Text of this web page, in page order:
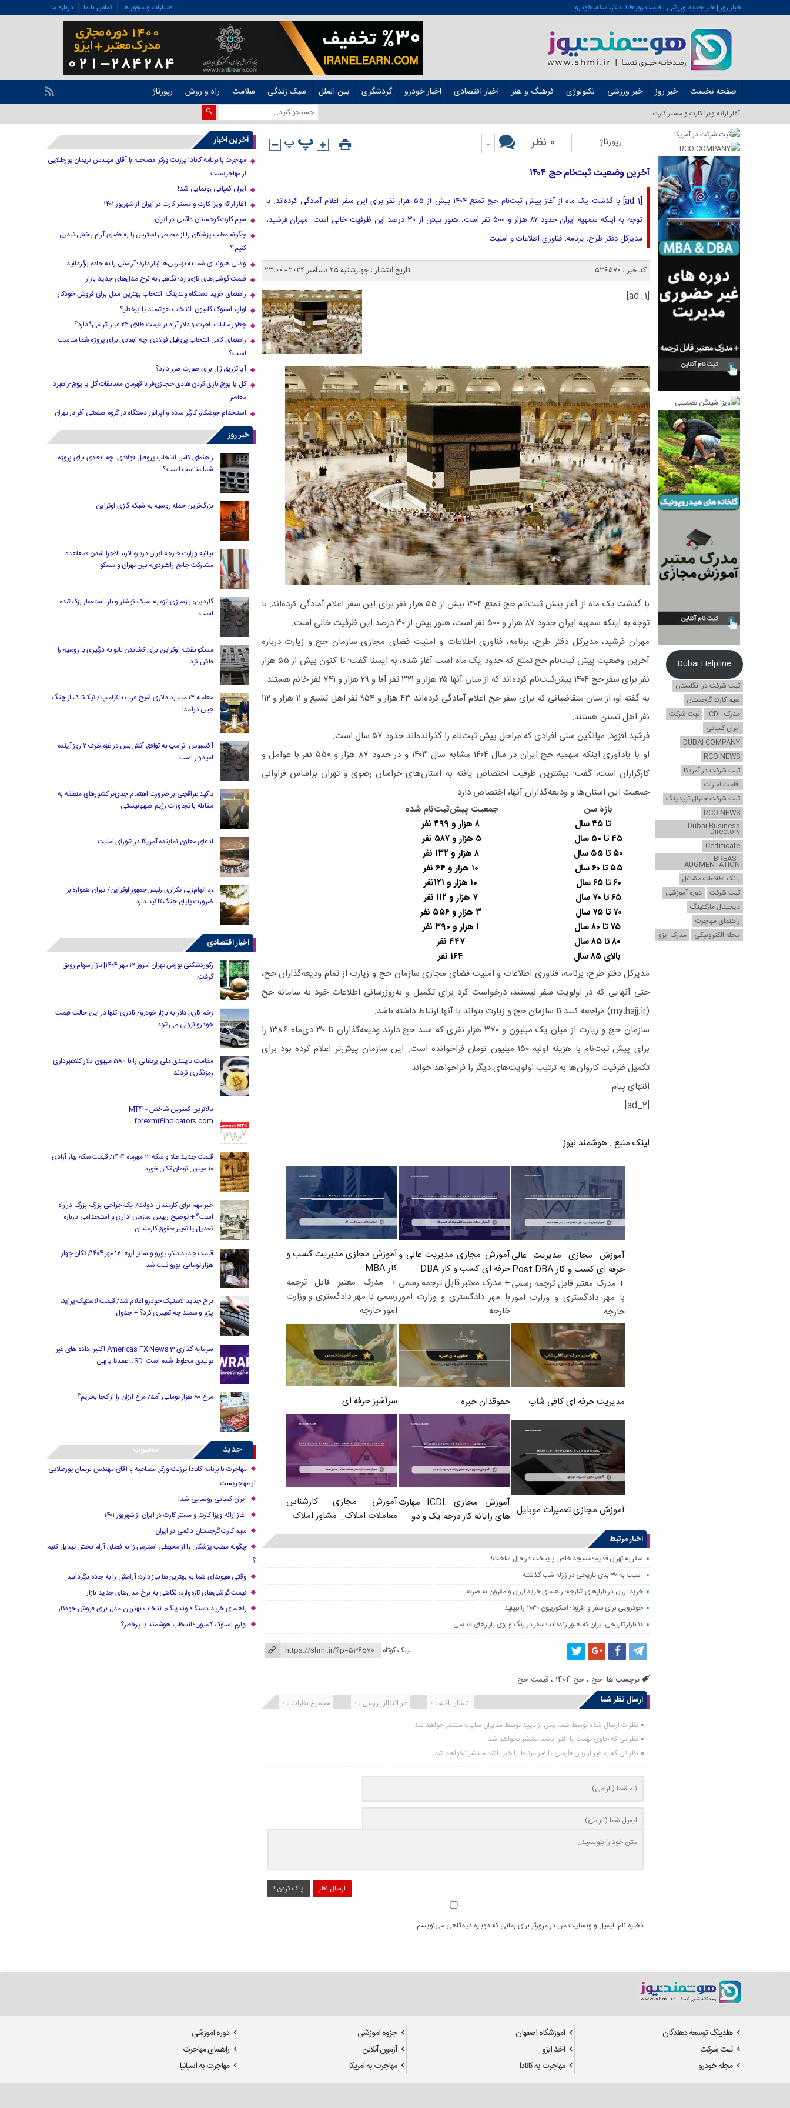
اخبار روز | خبر جدید ورزشی | قیمت روز طلا، دلار، سکه، خودرو اعتبارات و مجوز ها تماس با ما درباره ما
صفحه نخست خبر روز خبر ورزشی تکنولوژی فرهنگ و هنر اخبار اقتصادی اخبار خودرو گردشگری بین الملل سبک زندگی سلامت راه و روش رپورتاژ
آغاز ارائه ویزا کارت و مستر کارت در ایران از شهر_
رپورتاژ 0 نظر -
آخرین وضعیت ثبت‌نام حج ۱۴۰۴
[ad_1] با گذشت یک ماه از آغاز پیش ثبت‌نام حج تمتع ۱۴۰۴ بیش از ۵۵ هزار نفر برای این سفر اعلام آمادگی کرده‌اند. با
توجه به اینکه سمهیه ایران حدود ۸۷ هزار و ۵۰۰ نفر است، هنوز بیش از ۳۰ درصد این ظرفیت خالی است. مهران فرشید،
مدیرکل دفتر طرح، برنامه، فناوری اطلاعات و امنیت
کد خبر : 536570 تاریخ انتشار : چهارشنبه 25 دسامبر 2024 - 23:00
[ad_1]
با گذشت یک ماه از آغاز پیش ثبت‌نام حج تمتع ۱۴۰۴ بیش از ۵۵ هزار نفر برای این سفر اعلام آمادگی کرده‌اند. با
توجه به اینکه سمهیه ایران حدود ۸۷ هزار و ۵۰۰ نفر است، هنوز بیش از ۳۰ درصد این ظرفیت خالی است.
مهران فرشید، مدیرکل دفتر طرح، برنامه، فناوری اطلاعات و امنیت فضای مجازی سازمان حج و زیارت درباره
آخرین وضعیت پیش ثبت‌نام حج تمتع که حدود یک ماه است آغاز شده، به ایسنا گفت: تا کنون بیش از ۵۵ هزار
نفر برای سفر حج ۱۴۰۴ پیش‌ثبت‌نام کرده‌اند که از میان آنها ۲۵ هزار و ۳۲۱ تفر آقا و ۲۹ هزار و ۷۴۱ نفر خانم هستند.
به گفته او، از میان متقاضیانی که برای سفر حج اعلام آمادگی کرده‌اند ۴۳ هزار و ۹۵۴ نفر اهل تشیع و ۱۱ هزار و ۱۱۲
نفر اهل تسنن هستند.
فرشید افزود: میانگین سنی افرادی که مراحل پیش ثبت‌نام را گذرانده‌اند حدود ۵۷ سال است.
او با یادآوری اینکه سهمیه حج ایران در سال ۱۴۰۴ مشابه سال ۱۴۰۳ و در حدود ۸۷ هزار و ۵۵۰ نفر با عوامل و
کارگزاران است، گفت:‌ بیشترین ظرفیت اختصاص یافته به استان‌های خراسان رضوی و تهران براساس فراوانی
جمعیت این استان‌ها و ودیعه‌گذاران آنها، اختصاص دارد.
بازۀ سن
جمعیت پیش‌ثبت‌نام شده
تا ۴۵ سال
۴۵ تا ۵۰ سال
۵ هزار و ۵۸۷ نفر
۵۰ تا ۵۵ سال
۸ هزار و ۱۳۲ نفر
۵۵ تا ۶۰ سال
۶۰ تا ۶۵ سال
۶۵ تا ۷۰ سال
۷ هزار و ۱۱۲ نفر
۷۰ تا ۷۵ سال
۳ هزار و ۵۵۶ نفر
۷۵ تا ۸۰ سال
۴۴۷ نفر
بالای ۸۵ سال
مدیرکل دفتر طرح، برنامه، فناوری اطلاعات و امنیت فضای مجازی سازمان حج و زیارت از تمام ودیعه‌گذاران حج،
حتی آنهایی که در اولویت سفر نیستند، درخواست کرد برای تکمیل و به‌روزرسانی اطلاعات خود به سامانه حج
(my.hajj.ir) مراجعه‌ کنند تا سازمان حج و زیارت بتواند با آنها ارتباط داشته باشد.
سازمان حج و زیارت از میان یک میلیون و ۳۷۰ هزار نفری که سند حج دارند ودیعه‌گذاران تا ۳۰ دی‌ماه ۱۳۸۶ را
برای پیش ثبت‌نام با هزینه اولیه ۱۵۰ میلیون تومان فراخوانده است. این سازمان پیش‌تر اعلام کرده بود برای
تکمیل ظرفیت کاروان‌ها به ترتیب اولویت‌های دیگر را فراخواهد خواند.
انتهای پیام
[ad_2]
لینک منبع : هوشمند نیوز
آموزش مجازی مدیریت عالی
حرفه ای کسب و کار Post DBA
+ مدرک معتبر قابل ترجمه رسمی
با مهر دادگستری و وزارت امور
خارجه
آموزش مجازی مدیریت عالی و
حرفه ای کسب و کار DBA
+ مدرک معتبر قابل ترجمه رسمی
با مهر دادگستری و وزارت امور
خارجه
آموزش مجازی مدیریت کسب و
کار MBA
+ مدرک معتبر قابل ترجمه
رسمی با مهر دادگستری و وزارت
امور خارجه
مدیریت حرفه ای کافی شاپ حقوقدان خبره سرآشپز حرفه ای
آموزش مجازی تعمیرات موبایل
آموزش مجازی ICDL مهارت
های رایانه کار درجه یک و دو
آموزش مجازی کارشناس
معاملات املاک_ مشاور املاک
اخبار مرتبط
سفر به تهران قدیم؛ مسجد خاص پایتخت در حال ساخت!
آسیب به ۳۰ بنای تاریخی در زلزله شب گذشته
خرید ارزان در بازارهای شارجه؛ راهنمای خرید ارزان و مقرون به صرفه
خودرویی برای سفر و آفرود؛ اسکورپیون ۲۰۳۰ را ببینید
۱۰ بازار تاریخی ایران که هنوز زنده‌اند؛ سفر در رنگ و بوی بازارهای قدیمی
لینک کوتاه
برچسب ها :حج ،حج 1404 ،قیمت حج
ارسال نظر شما
مجموع نظرات : 0 در انتظار بررسی : 0 انتشار یافته : 0
نظرات ارسال شده توسط شما، پس از تایید توسط مدیران سایت منتشر خواهد شد.
نظراتی که حاوی تهمت یا افترا باشد منتشر نخواهد شد.
نظراتی که به غیر از زبان فارسی یا غیر مرتبط با خبر باشد منتشر نخواهد شد.
ارسال نظر پاک کردن !
ذخیره نام، ایمیل و وبسایت من در مرورگر برای زمانی که دوباره دیدگاهی می‌نویسم.
Dubai Helpline
ثبت شرکت در انگلستان
سیم کارت گرجستان
مدرک ICDL
ثبت شرکت
ایران کمپانی
DUBAI COMPANY
RCO NEWS
ثبت شرکت در آمریکا
اقامت امارات
ثبت شرکت جنرال تریدینگ
RCO NEWS
Dubai Business
Directory
Certificate
BREAST
AUGMENTATION
بانک اطلاعات مشاغل
ثبت شرکت
دوره آموزشی
دیجیتال مارکتینگ
راهنمای مهاجرت
مجله الکترونیکی
مدرک ایزو
آخرین اخبار
مهاجرت با برنامه کانادا پرزنت ورکر: مصاحبه با آقای مهندس نریمان پورطلایی
از مهاجریست
ایران کمپانی رونمایی شد!
آغاز ارائه ویزا کارت و مستر کارت در ایران از شهریور ۱۴۰۱
سیم کارت گرجستان دائمی در ایران
چگونه مطب پزشکان را از محیطی استرس زا به فضای آرام بخش تبدیل
کنیم ؟
وقتی هیوندای شما به بهترین‌ها نیاز دارد؛ آرامش را به جاده برگردانید
قیمت گوشی‌های تازه‌وارد؛ نگاهی به نرخ مدل‌های جدید بازار
راهنمای خرید دستگاه وندینگ: انتخاب بهترین مدل برای فروش خودکار
لوازم استوک کامیون؛ انتخاب هوشمند یا پرخطر؟
چطور مالیات، اجرت و دلار آزاد بر قیمت طلای ۲۴ عیار اثر می‌گذارد؟
راهنمای کامل انتخاب پروفیل فولادی: چه ابعادی برای پروژه شما مناسب
است؟
آیا تزریق ژل برای صورت ضرر دارد​؟
گل یا پوچ بازی کردن هادی حجازی‌فر با قهرمان مسابقات گل یا پوچ-راهبرد
معاصر
استخدام جوشکار، کارگر ساده و اپراتور دستگاه در گروه صنعتی آفر در تهران
خبر روز
راهنمای کامل انتخاب پروفیل فولادی: چه ابعادی برای پروژه
شما مناسب است؟
بزرگ‌ترین حمله روسیه به شبکه گازی اوکراین
بیانیه وزارت خارجه ایران درباره لازم‌ الاجرا شدن «معاهده
مشارکت جامع راهبردی» بین تهران و مسکو
گاردین: بازسازی غزه به سبک کوشنر و بلر، استعمار بزک‌شده
است
مسکو نقشه اوکراین برای کشاندن ناتو به درگیری با روسیه را
فاش کرد
معامله ۱۴ میلیارد دلاری شیخ عرب با ترامپ / تیک‌تاک از چنگ
چین درآمد!
آکسیوس: ترامپ به توافق آتش‌بس در غزه ظرف ۲ روز آینده
امیدوار است
تاکید عراقچی بر ضرورت اهتمام جدی‌تر کشورهای منطقه به
مقابله با تجاوزات رژیم صهیونیستی
ادعای معاون نماینده آمریکا در شورای امنیت
رد اتهام‌زنی تکراری رئیس‌جمهور اوکراین/ تهران همواره بر
ضرورت پایان جنگ تاکید دارد
اخبار اقتصادی
رکوردشکنی بورس تهران امروز ۱۲ مهر ۱۴۰۴| بازار سهام رونق
گرفت
زخم کاری دلار به بازار خودرو/ نادری: تنها در این حالت قیمت
خودرو نزولی می‌شود
مقامات تایلندی ملی پرتغالی را با 580 میلیون دلار کلاهبرداری
رمزنگاری کردند
بالاترین کمترین شاخص MT4 –
forexmt4indicators.com
قیمت جدید طلا و سکه ۱۲ مهرماه ۱۴۰۴/ قیمت سکه بهار آزادی
۱۰ میلیون تومان تکان خورد
خبر مهم برای کارمندان دولت/ یک جراحی بزرگ بزرگ در راه
است؟ + توضیح رییس سازمان اداری و استخدامی درباره
تعدیل یا تغییر حقوق کارمندان
قیمت جدید دلار، یورو و سایر ارزها ۱۲ مهر ۱۴۰۴/ تکان چهار
هزار تومانی یورو ثبت شد
نرخ جدید لاستیک خودرو اعلام شد/ قیمت لاستیک پراید،
پژو و سمند چه تغییری کرد؟ + جدول
سرمایه گذاری Americas FX News 3 اکتبر: داده های غیر
تولیدی مخلوط شده است. USD عمدتا پایین.
مرغ ۸۰ هزار تومانی آمد/ مرغ ارزان را از کجا بخریم؟
جدید محبوب
مهاجرت با برنامه کانادا پرزنت ورکر: مصاحبه با آقای مهندس نریمان پورطلایی
از مهاجریست
ایران کمپانی رونمایی شد!
آغاز ارائه ویزا کارت و مستر کارت در ایران از شهریور ۱۴۰۱
سیم کارت گرجستان دائمی در ایران
چگونه مطب پزشکان را از محیطی استرس زا به فضای آرام بخش تبدیل کنیم
؟
وقتی هیوندای شما به بهترین‌ها نیاز دارد؛ آرامش را به جاده برگردانید
قیمت گوشی‌های تازه‌وارد؛ نگاهی به نرخ مدل‌های جدید بازار
راهنمای خرید دستگاه وندینگ: انتخاب بهترین مدل برای فروش خودکار
لوازم استوک کامیون؛ انتخاب هوشمند یا پرخطر؟
هلدینگ توسعه دهندگان آموزشگاه اصفهان جزوه آموزشی
دوره آموزشی
ثبت شرکت
اخذ ایزو آزمون آنلاین
راهنمای مهاجرت
مجله خودرو
مهاجرت به کانادا مهاجرت به آمریکا مهاجرت به اسپانیا